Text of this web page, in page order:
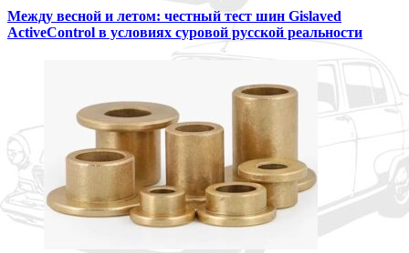
Между весной и летом: честный тест шин Gislaved
ActiveControl в условиях суровой русской реальности